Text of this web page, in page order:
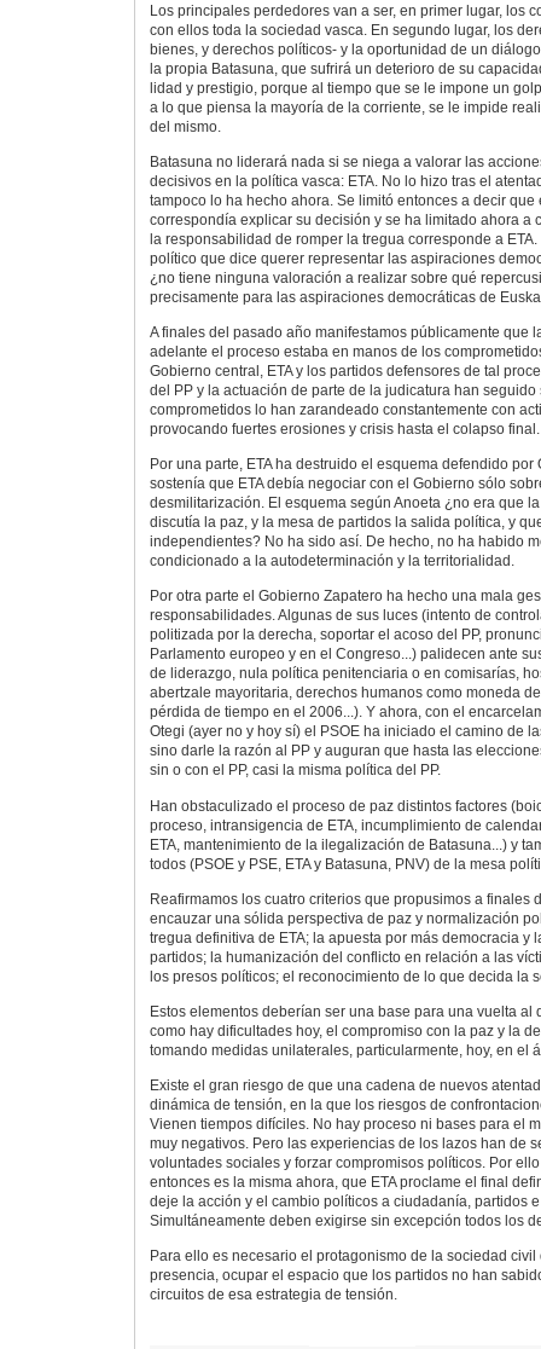
Los principales perdedores van a ser, en primer lugar, los
con ellos toda la sociedad vasca. En segundo lugar, los
bienes, y derechos políticos- y la oportunidad de un
la propia Batasuna, que sufrirá un deterioro de su
lidad y prestigio, porque al tiempo que se le impone un
a lo que piensa la mayoría de la corriente, se le impide
del mismo.
Batasuna no liderará nada si se niega a valorar las
decisivos en la política vasca: ETA. No lo hizo tras el
tampoco lo ha hecho ahora. Se limitó entonces a decir que
correspondía explicar su decisión y se ha limitado ahora a
la responsabilidad de romper la tregua corresponde a
político que dice querer representar las aspiraciones
¿no tiene ninguna valoración a realizar sobre qué
precisamente para las aspiraciones democráticas de
A finales del pasado año manifestamos públicamente que
adelante el proceso estaba en manos de los
Gobierno central, ETA y los partidos defensores de tal
del PP y la actuación de parte de la judicatura han
comprometidos lo han zarandeado constantemente con
provocando fuertes erosiones y crisis hasta el colapso final.
Por una parte, ETA ha destruido el esquema defendido por
sostenía que ETA debía negociar con el Gobierno sólo
desmilitarización. El esquema según Anoeta ¿no era que
discutía la paz, y la mesa de partidos la salida política, y
independientes? No ha sido así. De hecho, no ha habido
condicionado a la autodeterminación y la territorialidad.
Por otra parte el Gobierno Zapatero ha hecho una mala
responsabilidades. Algunas de sus luces (intento de
politizada por la derecha, soportar el acoso del PP,
Parlamento europeo y en el Congreso...) palidecen ante
de liderazgo, nula política penitenciaria o en comisarías,
abertzale mayoritaria, derechos humanos como moneda
pérdida de tiempo en el 2006...). Y ahora, con el
Otegi (ayer no y hoy sí) el PSOE ha iniciado el camino de
sino darle la razón al PP y auguran que hasta las
sin o con el PP, casi la misma política del PP.
Han obstaculizado el proceso de paz distintos factores
proceso, intransigencia de ETA, incumplimiento de
ETA, mantenimiento de la ilegalización de Batasuna...) y
todos (PSOE y PSE, ETA y Batasuna, PNV) de la mesa
Reafirmamos los cuatro criterios que propusimos a finales
encauzar una sólida perspectiva de paz y normalización
tregua definitiva de ETA; la apuesta por más democracia y
partidos; la humanización del conflicto en relación a las
los presos políticos; el reconocimiento de lo que decida la
Estos elementos deberían ser una base para una vuelta al
como hay dificultades hoy, el compromiso con la paz y la
tomando medidas unilaterales, particularmente, hoy, en el
Existe el gran riesgo de que una cadena de nuevos
dinámica de tensión, en la que los riesgos de
Vienen tiempos difíciles. No hay proceso ni bases para el
muy negativos. Pero las experiencias de los lazos han de
voluntades sociales y forzar compromisos políticos. Por
entonces es la misma ahora, que ETA proclame el final
deje la acción y el cambio políticos a ciudadanía, partidos
Simultáneamente deben exigirse sin excepción todos los
Para ello es necesario el protagonismo de la sociedad
presencia, ocupar el espacio que los partidos no han
circuitos de esa estrategia de tensión.